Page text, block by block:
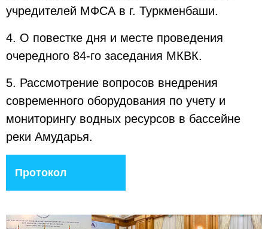
учредителей МФСА в г. Туркменбаши.
4. О повестке дня и месте проведения
очередного 84-го заседания МКВК.
5. Рассмотрение вопросов внедрения
современного оборудования по учету и
мониторингу водных ресурсов в бассейне
реки Амударья.
Протокол